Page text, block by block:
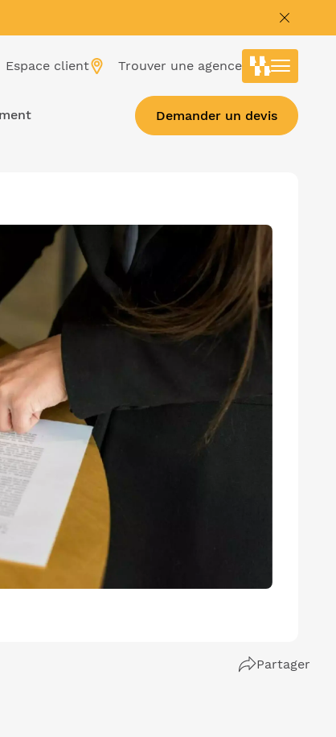
Espace client Trouver une agence
Demander un devis
Partager